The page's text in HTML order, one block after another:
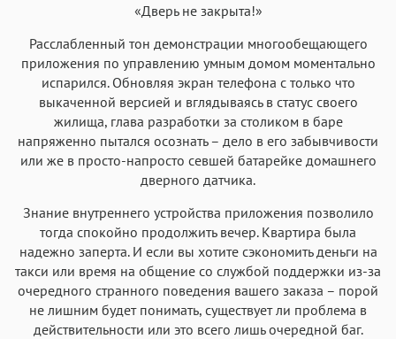
Courier
Аа
Courier New
Аа
«Дверь не закрыта!»
Расслабленный тон демонстрации многообещающего
приложения по управлению умным домом моментально
испарился. Обновляя экран телефона с только что
выкаченной версией и вглядываясь в статус своего
жилища, глава разработки за столиком в баре
напряженно пытался осознать – дело в его забывчивости
или же в просто-напросто севшей батарейке домашнего
дверного датчика.
Знание внутреннего устройства приложения позволило
тогда спокойно продолжить вечер. Квартира была
надежно заперта. И если вы хотите сэкономить деньги на
такси или время на общение со службой поддержки из-за
очередного странного поведения вашего заказа – порой
не лишним будет понимать, существует ли проблема в
действительности или это всего лишь очередной баг.